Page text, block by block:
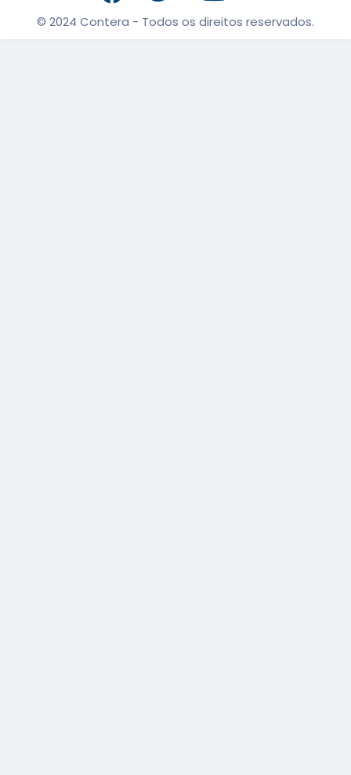
© 2024 Contera - Todos os direitos reservados.